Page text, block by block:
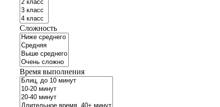
Сложность
Время выполнения